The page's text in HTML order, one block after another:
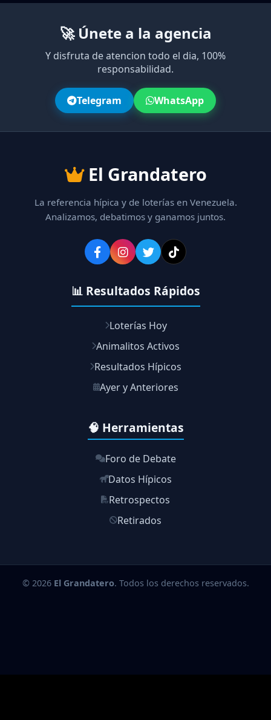
🚀 Únete a la agencia
Y disfruta de atencion todo el dia, 100%
responsabilidad.
Telegram WhatsApp
El Grandatero
La referencia hípica y de loterías en Venezuela.
Analizamos, debatimos y ganamos juntos.
📊 Resultados Rápidos
Loterías Hoy
Animalitos Activos
Resultados Hípicos
Ayer y Anteriores
🧠 Herramientas
Foro de Debate
Datos Hípicos
Retrospectos
Retirados
© 2026 El Grandatero. Todos los derechos reservados.